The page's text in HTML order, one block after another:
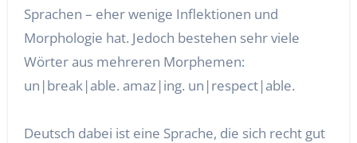
Sprachen – eher wenige Inflektionen und
Morphologie hat. Jedoch bestehen sehr viele
Wörter aus mehreren Morphemen:
un|break|able. amaz|ing. un|respect|able.
Deutsch dabei ist eine Sprache, die sich recht gut